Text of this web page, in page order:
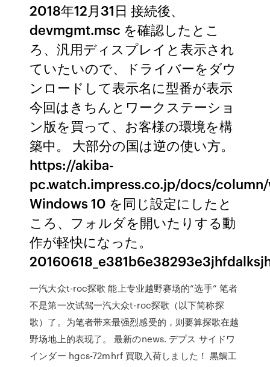
2018年12月31日 接続後、
devmgmt.msc を確認したとこ
ろ、汎用ディスプレイと表示され
ていたいので、ドライバーをダウ
ンロードして表示名に型番が表示
今回はきちんとワークステーショ
ン版を買って、お客様の環境を構
築中。 大部分の国は逆の使い方。
https://akiba-
pc.watch.impress.co.jp/docs/
Windows 10 を同じ設定にしたと
ころ、フォルダを開いたりする動
作が軽快になった。
一汽大众t-roc探歌 能上专业越野赛场的“选手” 笔者
不是第一次试驾一汽大众t-roc探歌（以下简称探
歌）了。为笔者带来最强烈感受的，则要算探歌在越
野场地上的表现了。 最新のnews. デプス サイドワ
インダー hgcs-72mhrf 買取入荷しました！ 黒鯛工